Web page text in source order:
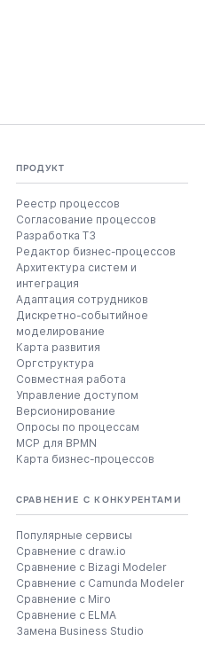
ПРОДУКТ
Реестр процессов
Согласование процессов
Разработка ТЗ
Редактор бизнес-процессов
Архитектура систем и
интеграция
Адаптация сотрудников
Дискретно-событийное
моделирование
Карта развития
Оргструктура
Совместная работа
Управление доступом
Версионирование
Опросы по процессам
MCP для BPMN
Карта бизнес-процессов
СРАВНЕНИЕ С КОНКУРЕНТАМИ
Популярные сервисы
Сравнение с draw.io
Сравнение с Bizagi Modeler
Сравнение с Camunda Modeler
Сравнение с Miro
Сравнение с ELMA
Замена Business Studio